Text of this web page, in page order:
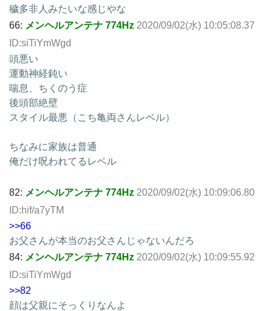
穢多非人みたいな感じやな
66: メンヘルアンテナ 774Hz 2020/09/02(水) 10:05:08.37
ID:siTiYmWgd
頭悪い
運動神経鈍い
喘息、ちくのう症
後頭部絶壁
スタイル最悪（こち亀両さんレベル）
ちなみに家族は普通
俺だけ呪われてるレベル
82: メンヘルアンテナ 774Hz 2020/09/02(水) 10:09:06.80
ID:hif/a7yTM
>>66
お父さんが本当のお父さんじゃないんだろ
84: メンヘルアンテナ 774Hz 2020/09/02(水) 10:09:55.92
ID:siTiYmWgd
>>82
顔は父親にそっくりなんよ